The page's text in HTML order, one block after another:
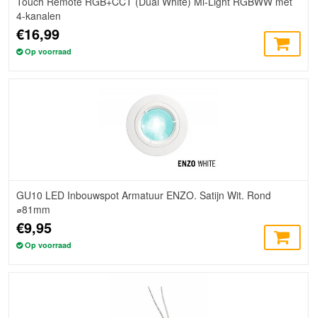
4-kanalen
€16,99
Op voorraad
GU10 LED Inbouwspot Armatuur ENZO. Satijn Wit. Rond
⌀81mm
€9,95
Op voorraad